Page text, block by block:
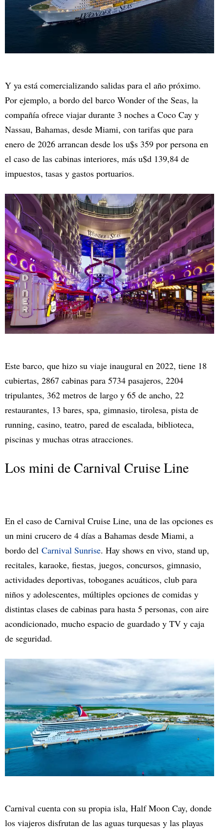
Y ya está comercializando salidas para el año próximo.
Por ejemplo, a bordo del barco Wonder of the Seas, la
compañía ofrece viajar durante 3 noches a Coco Cay y
Nassau, Bahamas, desde Miami, con tarifas que para
enero de 2026 arrancan desde los u$s 359 por persona en
el caso de las cabinas interiores, más u$d 139,84 de
impuestos, tasas y gastos portuarios.
Este barco, que hizo su viaje inaugural en 2022, tiene 18
cubiertas, 2867 cabinas para 5734 pasajeros, 2204
tripulantes, 362 metros de largo y 65 de ancho, 22
restaurantes, 13 bares, spa, gimnasio, tirolesa, pista de
running, casino, teatro, pared de escalada, biblioteca,
piscinas y muchas otras atracciones.
Los mini de Carnival Cruise Line
En el caso de Carnival Cruise Line, una de las opciones es
un mini crucero de 4 días a Bahamas desde Miami, a
bordo del Carnival Sunrise. Hay shows en vivo, stand up,
recitales, karaoke, fiestas, juegos, concursos, gimnasio,
actividades deportivas, toboganes acuáticos, club para
niños y adolescentes, múltiples opciones de comidas y
distintas clases de cabinas para hasta 5 personas, con aire
acondicionado, mucho espacio de guardado y TV y caja
de seguridad.
Carnival cuenta con su propia isla, Half Moon Cay, donde
los viajeros disfrutan de las aguas turquesas y las playas